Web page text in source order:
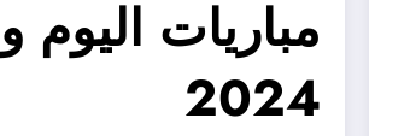
2024